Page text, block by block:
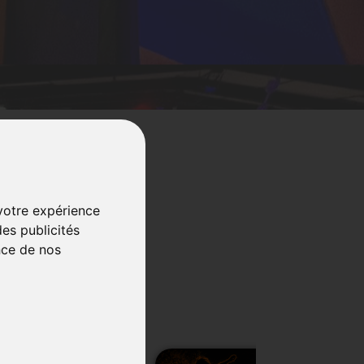
expérience
publicités
de nos